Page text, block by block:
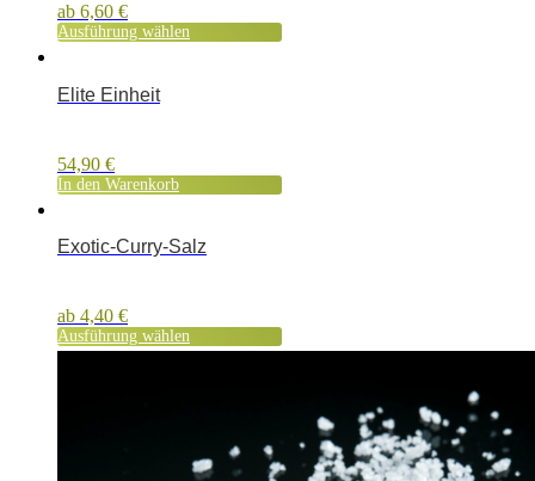
ab 6,60 €
Ausführung wählen
Elite Einheit
54,90 €
In den Warenkorb
Exotic-Curry-Salz
ab 4,40 €
Ausführung wählen